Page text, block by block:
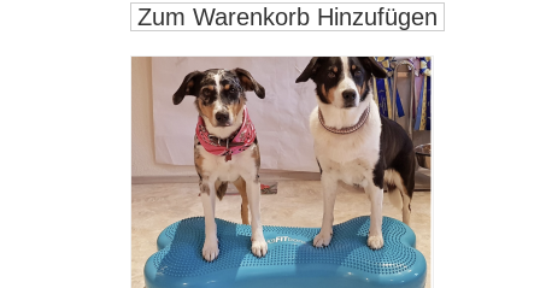
Zum Warenkorb Hinzufügen